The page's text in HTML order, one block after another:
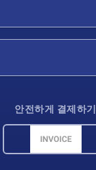
안전하게 결제하기